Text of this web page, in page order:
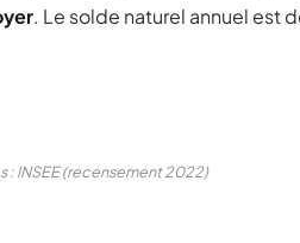
. Le solde naturel annuel est
: INSEE (recensement 2022)